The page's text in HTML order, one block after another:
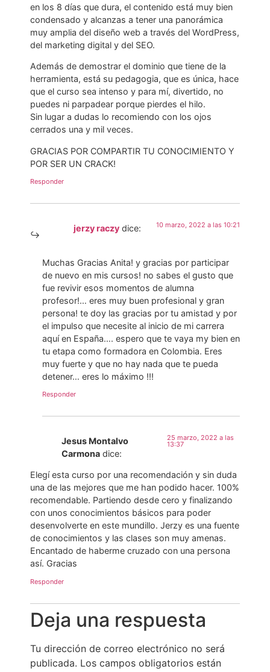
en los 8 días que dura, el contenido está muy bien
condensado y alcanzas a tener una panorámica
muy amplia del diseño web a través del WordPress,
del marketing digital y del SEO.
Además de demostrar el dominio que tiene de la
herramienta, está su pedagogia, que es única, hace
que el curso sea intenso y para mí, divertido, no
puedes ni parpadear porque pierdes el hilo.
Sin lugar a dudas lo recomiendo con los ojos
cerrados una y mil veces.
GRACIAS POR COMPARTIR TU CONOCIMIENTO Y
POR SER UN CRACK!
Responder
jerzy raczy dice: 10 marzo, 2022 a las 10:21
Muchas Gracias Anita! y gracias por participar
de nuevo en mis cursos! no sabes el gusto que
fue revivir esos momentos de alumna
profesor!… eres muy buen profesional y gran
persona! te doy las gracias por tu amistad y por
el impulso que necesite al inicio de mi carrera
aquí en España…. espero que te vaya my bien en
tu etapa como formadora en Colombia. Eres
muy fuerte y que no hay nada que te pueda
detener… eres lo máximo !!!
Responder
Jesus Montalvo
Carmona dice:
25 marzo, 2022 a las
13:37
Elegí esta curso por una recomendación y sin duda
una de las mejores que me han podido hacer. 100%
recomendable. Partiendo desde cero y finalizando
con unos conocimientos básicos para poder
desenvolverte en este mundillo. Jerzy es una fuente
de conocimientos y las clases son muy amenas.
Encantado de haberme cruzado con una persona
así. Gracias
Responder
Deja una respuesta
Tu dirección de correo electrónico no será
publicada. Los campos obligatorios están